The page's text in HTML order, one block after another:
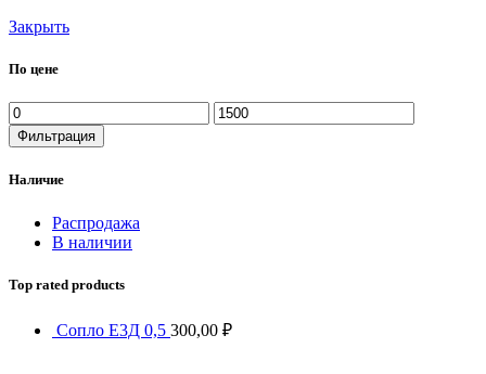
Закрыть
По цене
Минимальная
цена
Максимальная
цена
Фильтрация
Наличие
Распродажа
В наличии
Top rated products
Сопло Е3Д 0,5 300,00 ₽